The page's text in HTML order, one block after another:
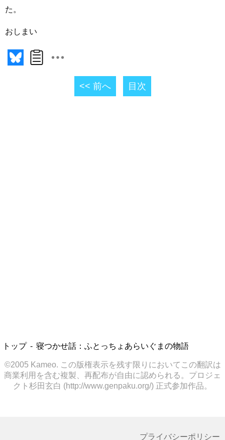
た。
おしまい
<< 前へ 目次
トップ 寝つかせ話：ふとっちょあらいぐまの物語
©2005 Kameo. この版権表示を残す限りにおいてこの翻訳は
商業利用を含む複製、再配布が自由に認められる。プロジェ
クト杉田玄白 (http://www.genpaku.org/) 正式参加作品。
プライバシーポリシー